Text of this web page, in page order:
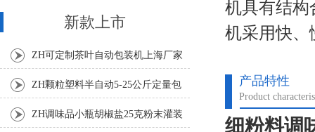
机具有结构
机采用快、
产品特性
Product
细粉料调
新款上市
ZH可定制茶叶自动包装机上海厂家
ZH颗粒塑料半自动5-25公斤定量包
装机 ZH调味品小瓶胡椒盐25克粉末灌装